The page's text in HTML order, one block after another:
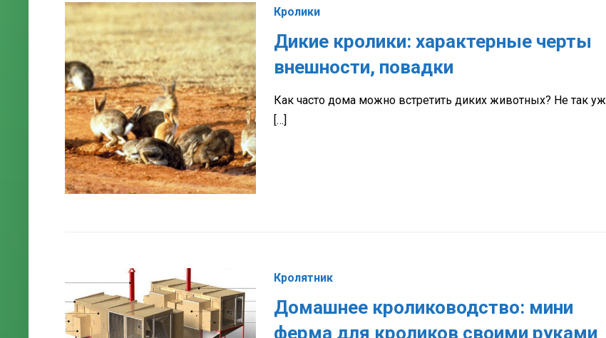
Кролики
Дикие кролики: характерные черты
внешности, повадки
Как часто дома можно встретить диких животных? Не так уж
[…]
Кролятник
Домашнее кролиководство: мини
ферма для кроликов своими руками